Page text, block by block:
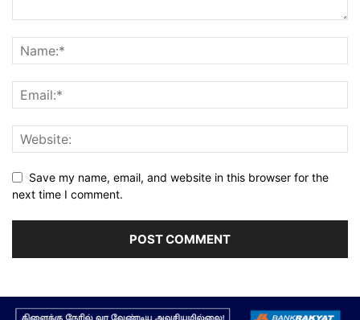
Save my name, email, and website in this browser for the
next time I comment.